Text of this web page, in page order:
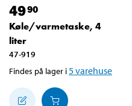
4990
Køle/varmetaske, 4
liter
47-919
Findes på lager i 5varehuse